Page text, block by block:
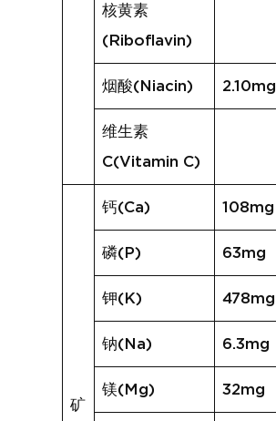
核黄素
(Riboflavin)
烟酸(Niacin) 2.10mg
维生素
C(Vitamin C)
矿
钙(Ca) 108mg
磷(P) 63mg
钾(K) 478mg
钠(Na) 6.3mg
镁(Mg) 32mg